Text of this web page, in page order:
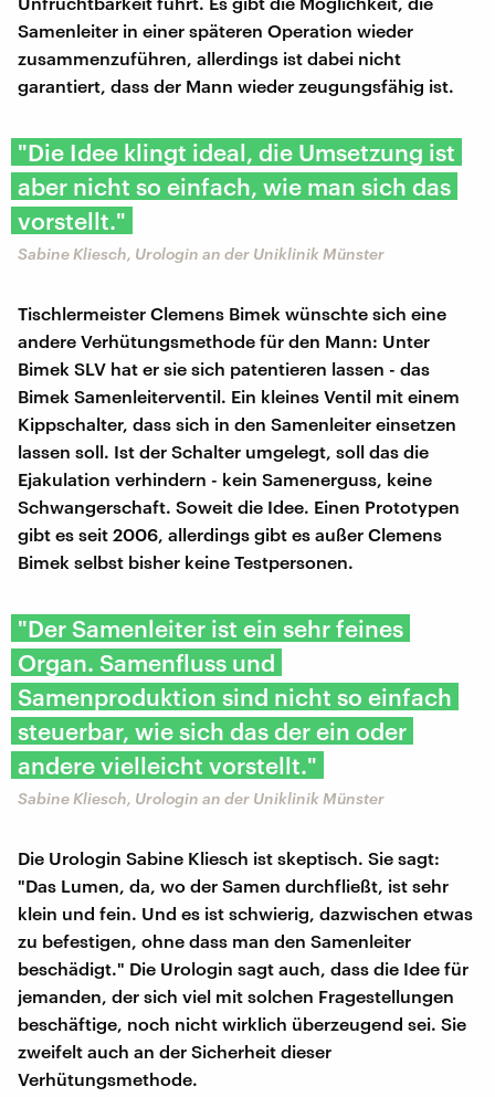
Samenleiter in einer späteren Operation wieder
zusammenzuführen, allerdings ist dabei nicht
garantiert, dass der Mann wieder zeugungsfähig ist.
"Die Idee klingt ideal, die Umsetzung ist
aber nicht so einfach, wie man sich das
vorstellt."
Sabine Kliesch, Urologin an der Uniklinik Münster
Tischlermeister Clemens Bimek wünschte sich eine
andere Verhütungsmethode für den Mann: Unter
Bimek SLV hat er sie sich patentieren lassen - das
Bimek Samenleiterventil. Ein kleines Ventil mit einem
Kippschalter, dass sich in den Samenleiter einsetzen
lassen soll. Ist der Schalter umgelegt, soll das die
Ejakulation verhindern - kein Samenerguss, keine
Schwangerschaft. Soweit die Idee. Einen Prototypen
gibt es seit 2006, allerdings gibt es außer Clemens
Bimek selbst bisher keine Testpersonen.
"Der Samenleiter ist ein sehr feines
Organ. Samenfluss und
Samenproduktion sind nicht so einfach
steuerbar, wie sich das der ein oder
andere vielleicht vorstellt."
Sabine Kliesch, Urologin an der Uniklinik Münster
Die Urologin Sabine Kliesch ist skeptisch. Sie sagt:
"Das Lumen, da, wo der Samen durchfließt, ist sehr
klein und fein. Und es ist schwierig, dazwischen etwas
zu befestigen, ohne dass man den Samenleiter
beschädigt." Die Urologin sagt auch, dass die Idee für
jemanden, der sich viel mit solchen Fragestellungen
beschäftige, noch nicht wirklich überzeugend sei. Sie
zweifelt auch an der Sicherheit dieser
Verhütungsmethode.